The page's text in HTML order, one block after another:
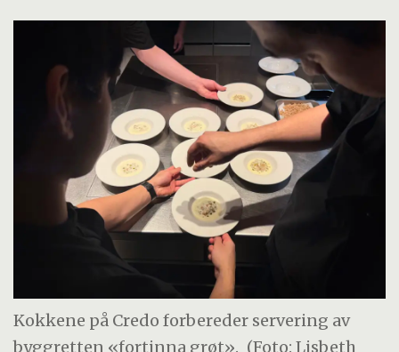
Kokkene på Credo forbereder servering av
byggretten «fortinna grøt». (Foto: Lisbeth